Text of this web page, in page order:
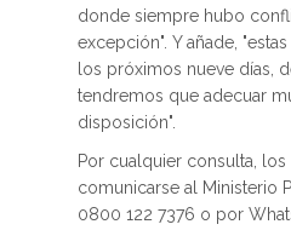
donde siempre hubo
excepción". Y añade,
los próximos nueve días,
tendremos que adecuar
disposición".
Por cualquier consulta,
comunicarse al Ministerio
0800 122 7376 o por